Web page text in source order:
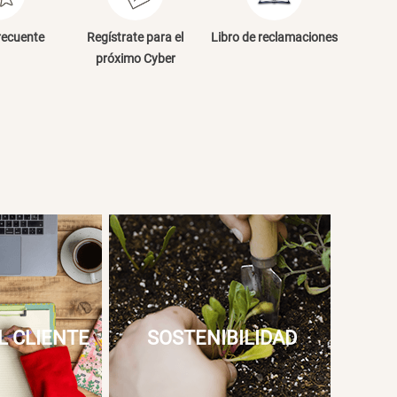
Regístrate para el
próximo Cyber
Libro de reclamaciones
CLIENTE SOSTENIBILIDAD